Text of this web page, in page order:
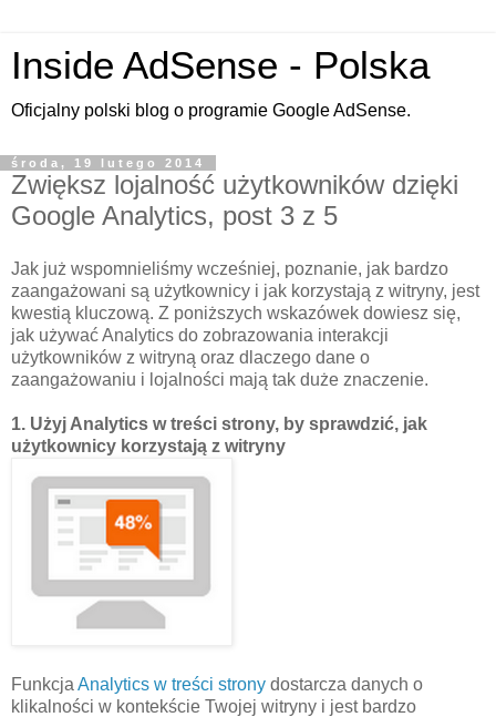
Inside AdSense - Polska
Oficjalny polski blog o programie Google AdSense.
środa, 19 lutego 2014
Zwiększ lojalność użytkowników dzięki
Google Analytics, post 3 z 5
Jak już wspomnieliśmy wcześniej, poznanie, jak bardzo
zaangażowani są użytkownicy i jak korzystają z witryny, jest
kwestią kluczową. Z poniższych wskazówek dowiesz się,
jak używać Analytics do zobrazowania interakcji
użytkowników z witryną oraz dlaczego dane o
zaangażowaniu i lojalności mają tak duże znaczenie.
1. Użyj Analytics w treści strony, by sprawdzić, jak
użytkownicy korzystają z witryny
Funkcja Analytics w treści strony dostarcza danych o
klikalności w kontekście Twojej witryny i jest bardzo